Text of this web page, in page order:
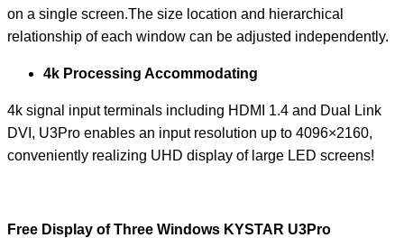
on a single screen.The size location and hierarchical
relationship of each window can be adjusted independently.
4k Processing Accommodating
4k signal input terminals including HDMI 1.4 and Dual Link
DVI, U3Pro enables an input resolution up to 4096×2160,
conveniently realizing UHD display of large LED screens!
Free Display of Three Windows KYSTAR U3Pro